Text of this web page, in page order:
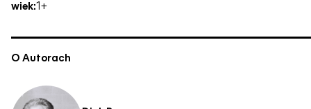
wiek:1+
O Autorach